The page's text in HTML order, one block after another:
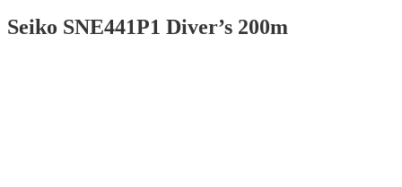
Seiko SNE441P1 Diver’s 200m